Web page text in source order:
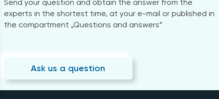
Send your question and obtain the answer from the
experts in the shortest time, at your e-mail or published in
the compartment „Questions and answers”
Ask us a question